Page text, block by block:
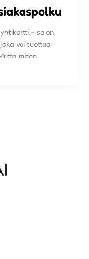
– se on
voi tuottaa
miten